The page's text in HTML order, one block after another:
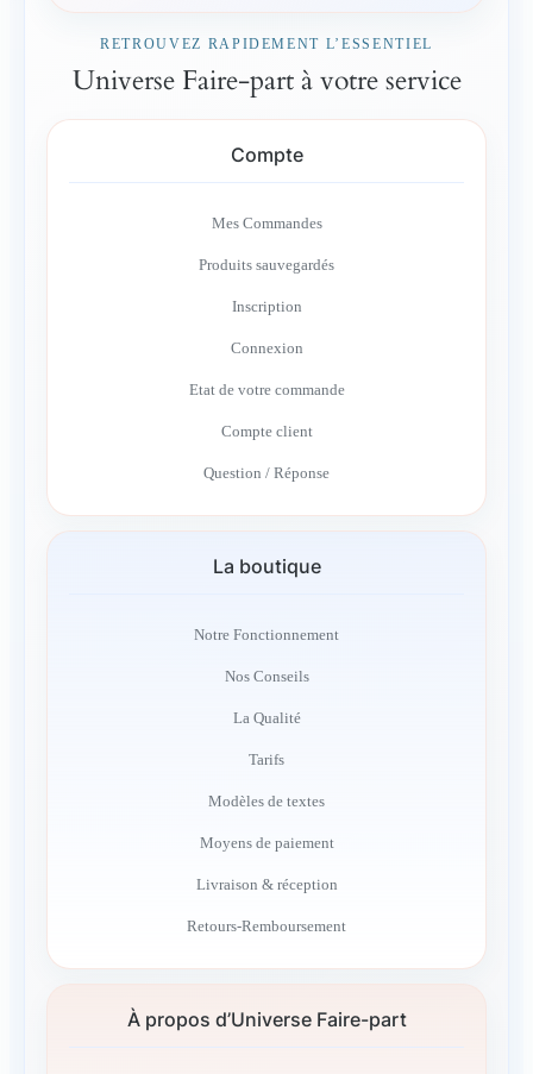
RETROUVEZ RAPIDEMENT L’ESSENTIEL
Universe Faire-part à votre service
Compte
Mes Commandes
Produits sauvegardés
Inscription
Connexion
Etat de votre commande
Compte client
Question / Réponse
La boutique
Notre Fonctionnement
Nos Conseils
La Qualité
Tarifs
Modèles de textes
Moyens de paiement
Livraison & réception
Retours-Remboursement
À propos d’Universe Faire-part